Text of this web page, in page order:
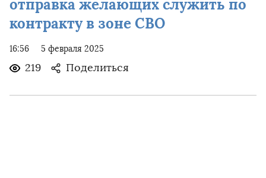
отправка желающих служить по
контракту в зоне СВО
16:56 5 февраля 2025
219 Поделиться